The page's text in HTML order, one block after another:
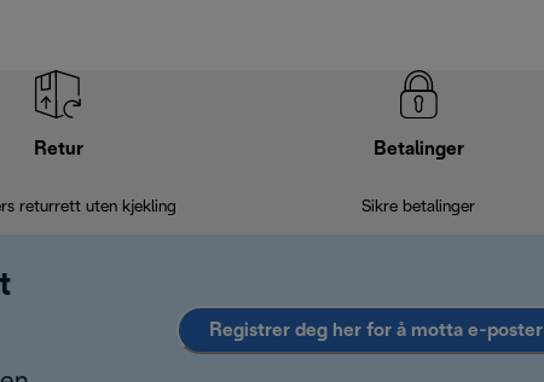
Retur
returrett uten kjekling
Betalinger
Sikre betalinger
Registrer deg her for å motta e-poster